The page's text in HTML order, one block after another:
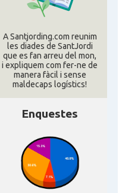
a SEATTLE
Valley (San Jose),
USA
a TAMPA
a UTAH
A Santjording.com reunim
les diades de SantJordi
que es fan arreu del mon,
i expliquem com fer-ne de
manera fàcil i sense
maldecaps logí­stics!
Enquestes